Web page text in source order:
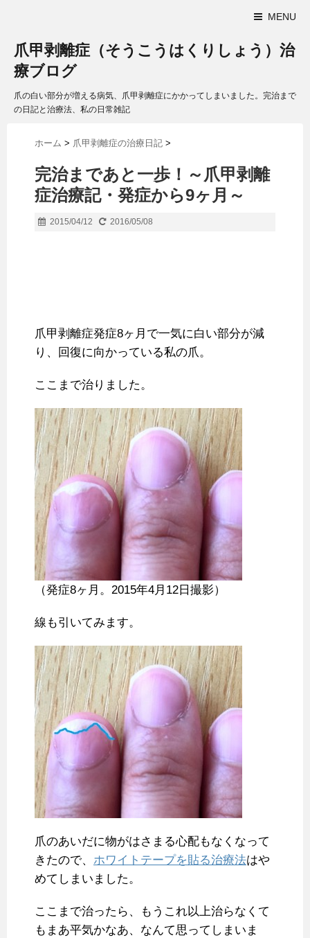
MENU
爪甲剥離症（そうこうはくりしょう）治
療ブログ
爪の白い部分が増える病気、爪甲剥離症にかかってしまいました。完治まで
の日記と治療法、私の日常雑記
ホーム > 爪甲剥離症の治療日記 >
完治まであと一歩！～爪甲剥離
症治療記・発症から9ヶ月～
2015/04/12 2016/05/08
爪甲剥離症発症8ヶ月で一気に白い部分が減
り、回復に向かっている私の爪。
ここまで治りました。
（発症8ヶ月。2015年4月12日撮影）
線も引いてみます。
爪のあいだに物がはさまる心配もなくなって
きたので、 ホワイトテープを貼る治療法はや
めてしまいました。
ここまで治ったら、もうこれ以上治らなくて
もまあ平気かなあ、なんて思ってしまいま